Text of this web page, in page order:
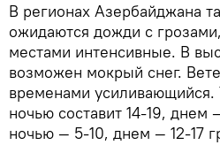
В регионах Азербайджана
ожидаются дожди с
местами интенсивные. В
возможен мокрый снег.
временами усиливающийся.
ночью составит 14-19, днем
ночью — 5-10, днем — 12-17